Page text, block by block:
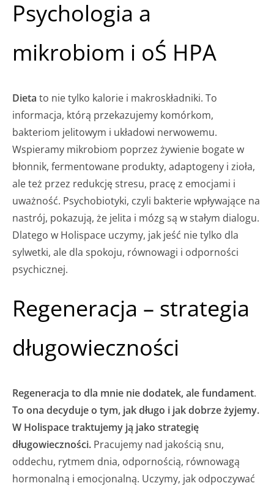
Psychologia a
mikrobiom i oŚ HPA
Dieta to nie tylko kalorie i makroskładniki. To
informacja, którą przekazujemy komórkom,
bakteriom jelitowym i układowi nerwowemu.
Wspieramy mikrobiom poprzez żywienie bogate w
błonnik, fermentowane produkty, adaptogeny i zioła,
ale też przez redukcję stresu, pracę z emocjami i
uważność. Psychobiotyki, czyli bakterie wpływające na
nastrój, pokazują, że jelita i mózg są w stałym dialogu.
Dlatego w Holispace uczymy, jak jeść nie tylko dla
sylwetki, ale dla spokoju, równowagi i odporności
psychicznej.
Regeneracja – strategia
długowieczności
Regeneracja to dla mnie nie dodatek, ale fundament.
To ona decyduje o tym, jak długo i jak dobrze żyjemy.
W Holispace traktujemy ją jako strategię
długowieczności. Pracujemy nad jakością snu,
oddechu, rytmem dnia, odpornością, równowagą
hormonalną i emocjonalną. Uczymy, jak odpoczywać